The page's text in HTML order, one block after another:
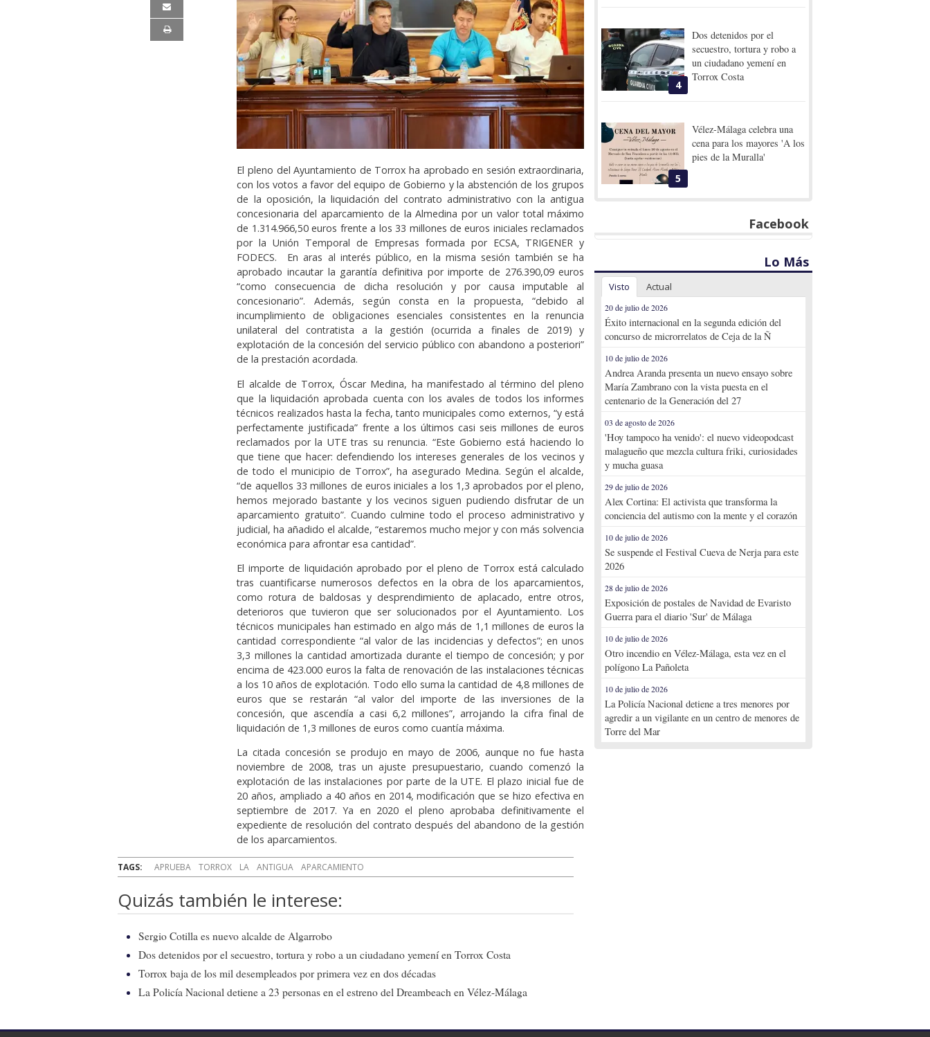
El pleno del Ayuntamiento de Torrox ha aprobado en sesión extraordinaria,
con los votos a favor del equipo de Gobierno y la abstención de los grupos
de la oposición, la liquidación del contrato administrativo con la antigua
concesionaria del aparcamiento de la Almedina por un valor total máximo
de 1.314.966,50 euros frente a los 33 millones de euros iniciales reclamados
por la Unión Temporal de Empresas formada por ECSA, TRIGENER y
FODECS. En aras al interés público, en la misma sesión también se ha
aprobado incautar la garantía definitiva por importe de 276.390,09 euros
“como consecuencia de dicha resolución y por causa imputable al
concesionario”. Además, según consta en la propuesta, “debido al
incumplimiento de obligaciones esenciales consistentes en la renuncia
unilateral del contratista a la gestión (ocurrida a finales de 2019) y
explotación de la concesión del servicio público con abandono a posteriori”
de la prestación acordada.
El alcalde de Torrox, Óscar Medina, ha manifestado al término del pleno
que la liquidación aprobada cuenta con los avales de todos los informes
técnicos realizados hasta la fecha, tanto municipales como externos, “y está
perfectamente justificada” frente a los últimos casi seis millones de euros
reclamados por la UTE tras su renuncia. “Este Gobierno está haciendo lo
que tiene que hacer: defendiendo los intereses generales de los vecinos y
de todo el municipio de Torrox”, ha asegurado Medina. Según el alcalde,
“de aquellos 33 millones de euros iniciales a los 1,3 aprobados por el pleno,
hemos mejorado bastante y los vecinos siguen pudiendo disfrutar de un
aparcamiento gratuito”. Cuando culmine todo el proceso administrativo y
judicial, ha añadido el alcalde, “estaremos mucho mejor y con más solvencia
económica para afrontar esa cantidad”.
El importe de liquidación aprobado por el pleno de Torrox está calculado
tras cuantificarse numerosos defectos en la obra de los aparcamientos,
como rotura de baldosas y desprendimiento de aplacado, entre otros,
deterioros que tuvieron que ser solucionados por el Ayuntamiento. Los
técnicos municipales han estimado en algo más de 1,1 millones de euros la
cantidad correspondiente “al valor de las incidencias y defectos”; en unos
3,3 millones la cantidad amortizada durante el tiempo de concesión; y por
encima de 423.000 euros la falta de renovación de las instalaciones técnicas
a los 10 años de explotación. Todo ello suma la cantidad de 4,8 millones de
euros que se restarán “al valor del importe de las inversiones de la
concesión, que ascendía a casi 6,2 millones”, arrojando la cifra final de
liquidación de 1,3 millones de euros como cuantía máxima.
La citada concesión se produjo en mayo de 2006, aunque no fue hasta
noviembre de 2008, tras un ajuste presupuestario, cuando comenzó la
explotación de las instalaciones por parte de la UTE. El plazo inicial fue de
20 años, ampliado a 40 años en 2014, modificación que se hizo efectiva en
septiembre de 2017. Ya en 2020 el pleno aprobaba definitivamente el
expediente de resolución del contrato después del abandono de la gestión
de los aparcamientos.
TAGS: APRUEBA TORROX LA ANTIGUA APARCAMIENTO
Quizás también le interese:
Sergio Cotilla es nuevo alcalde de Algarrobo
Dos detenidos por el secuestro, tortura y robo a un ciudadano yemení en Torrox Costa
Torrox baja de los mil desempleados por primera vez en dos décadas
La Policía Nacional detiene a 23 personas en el estreno del Dreambeach en Vélez-Málaga
4
Dos detenidos por el
secuestro, tortura y robo a
un ciudadano yemení en
Torrox Costa
5
Vélez-Málaga celebra una
cena para los mayores 'A los
pies de la Muralla'
Facebook
Lo Más
Visto Actual
20 de julio de 2026
Éxito internacional en la segunda edición del
concurso de microrrelatos de Ceja de la Ñ
10 de julio de 2026
Andrea Aranda presenta un nuevo ensayo sobre
María Zambrano con la vista puesta en el
centenario de la Generación del 27
03 de agosto de 2026
'Hoy tampoco ha venido': el nuevo videopodcast
malagueño que mezcla cultura friki, curiosidades
y mucha guasa
29 de julio de 2026
Alex Cortina: El activista que transforma la
conciencia del autismo con la mente y el corazón
10 de julio de 2026
Se suspende el Festival Cueva de Nerja para este
2026
28 de julio de 2026
Exposición de postales de Navidad de Evaristo
Guerra para el diario 'Sur' de Málaga
10 de julio de 2026
Otro incendio en Vélez-Málaga, esta vez en el
polígono La Pañoleta
10 de julio de 2026
La Policía Nacional detiene a tres menores por
agredir a un vigilante en un centro de menores de
Torre del Mar